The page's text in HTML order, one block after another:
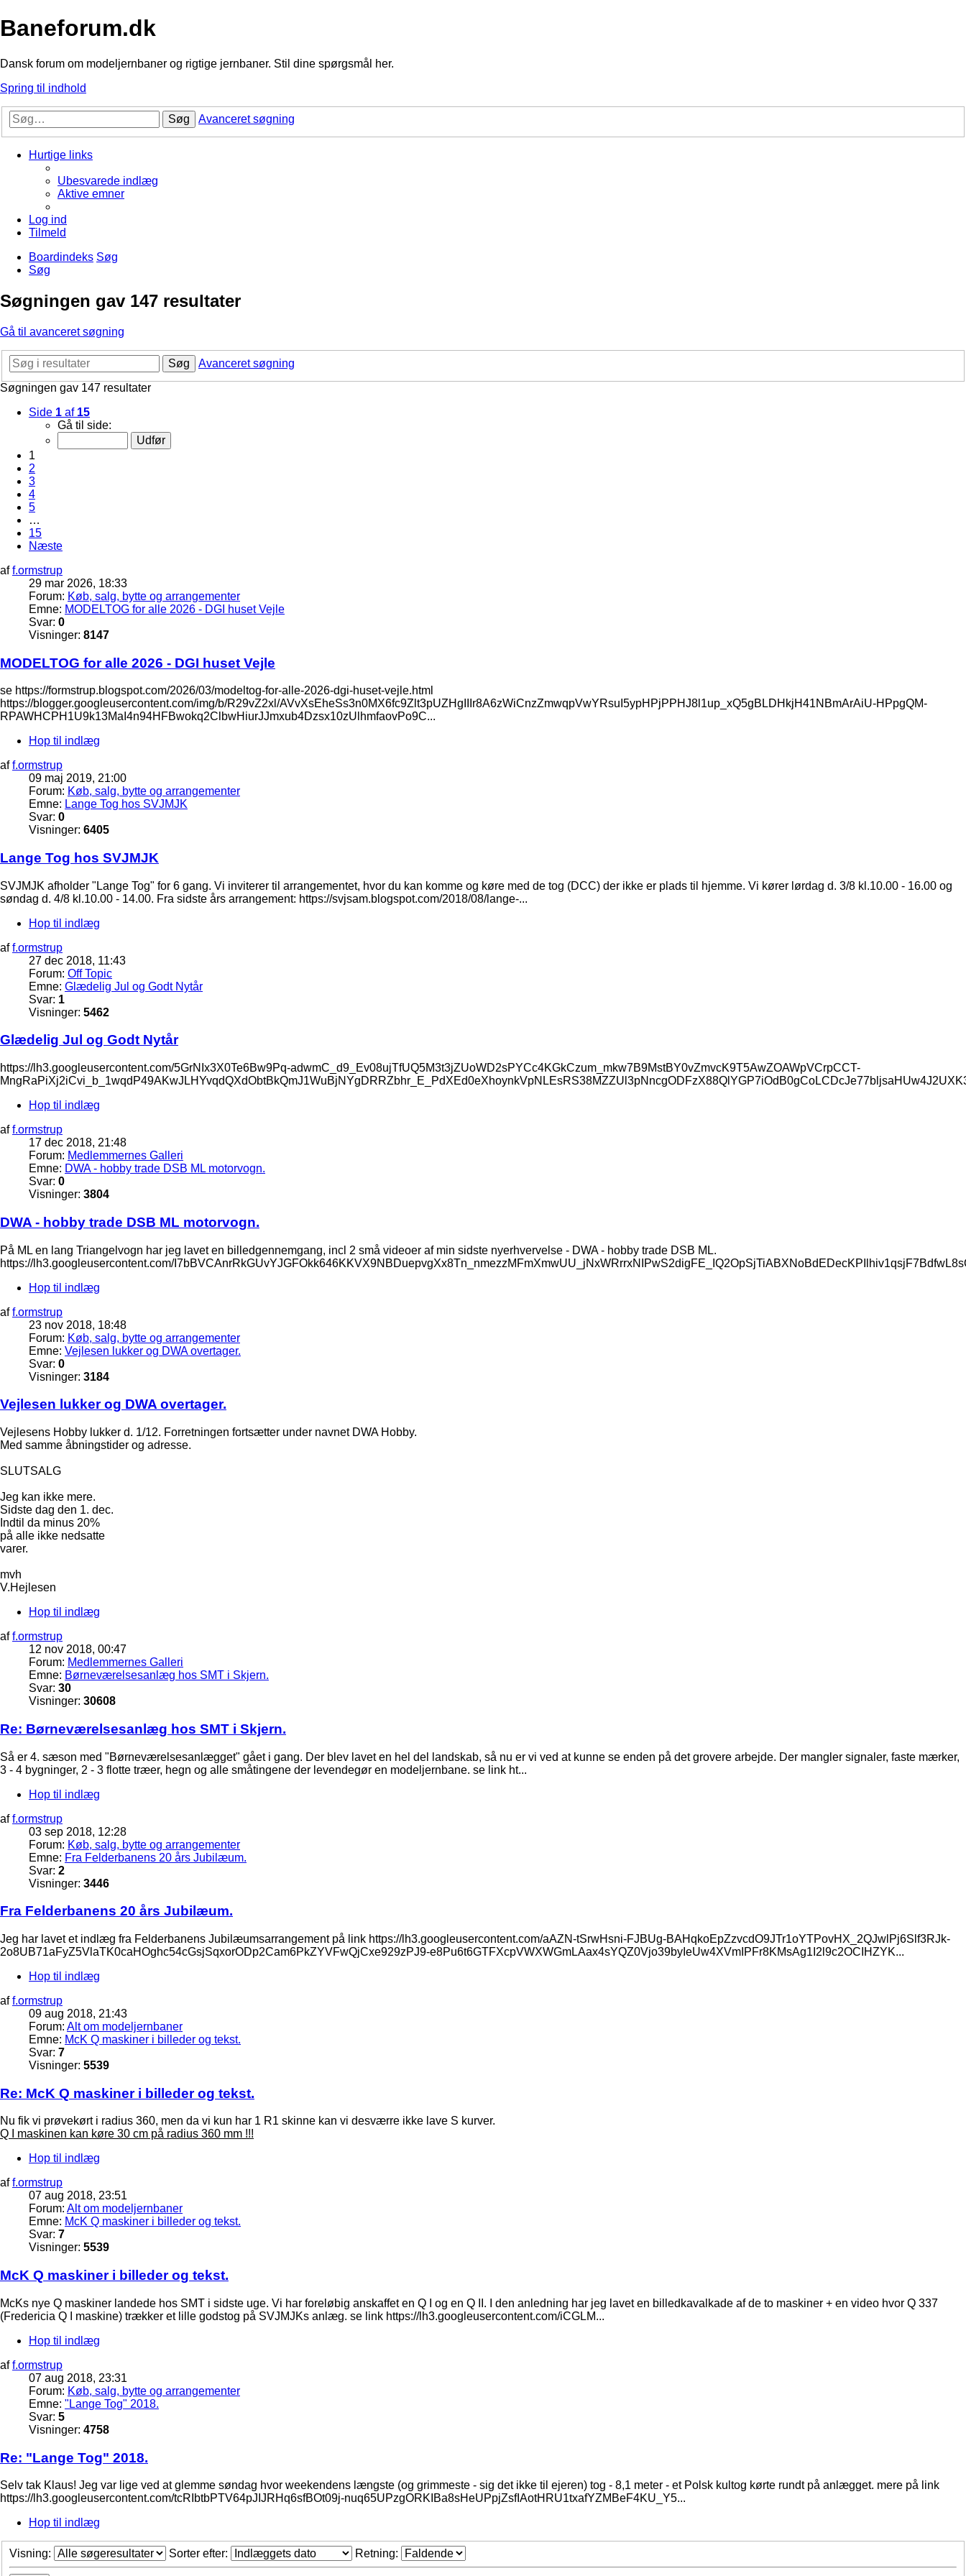
Baneforum.dk
Dansk forum om modeljernbaner og rigtige jernbaner. Stil dine spørgsmål her.
Spring til indhold
Søg Avanceret søgning
Hurtige links
Ubesvarede indlæg
Aktive emner
Log ind
Tilmeld
Boardindeks Søg
Søg
Søgningen gav 147 resultater
Gå til avanceret søgning
Søg
Avanceret søgning
Søgningen gav 147 resultater
Side 1 af 15
Gå til side:
1
2
3
4
5
…
15
Næste
aff.ormstrup
29 mar 2026, 18:33
Forum: Køb, salg, bytte og arrangementer
Emne: MODELTOG for alle 2026 - DGI huset Vejle
Svar: 0
Visninger: 8147
MODELTOG for alle 2026 - DGI huset Vejle
se https://formstrup.blogspot.com/2026/03/modeltog-for-alle-2026-dgi-huset-vejle.html
https://blogger.googleusercontent.com/img/b/R29vZ2xl/AVvXsEheSs3n0MX6fc9Zlt3pUZHgIIIr8A6zWiCnzZmwqpVwYRsuI5ypHPjPPHJ8l1up_xQ5gBLDHkjH41NBmArAiU-HPpgQM-
RPAWHCPH1U9k13MaI4n94HFBwokq2ClbwHiurJJmxub4Dzsx10zUlhmfaovPo9C...
Hop til indlæg
aff.ormstrup
09 maj 2019, 21:00
Forum: Køb, salg, bytte og arrangementer
Emne: Lange Tog hos SVJMJK
Svar: 0
Visninger: 6405
Lange Tog hos SVJMJK
SVJMJK afholder "Lange Tog" for 6 gang. Vi inviterer til arrangementet, hvor du kan komme og køre med de tog (DCC) der ikke er plads til hjemme. Vi kører lørdag d. 3/8 kl.10.00 - 16.00 og
søndag d. 4/8 kl.10.00 - 14.00. Fra sidste års arrangement: https://svjsam.blogspot.com/2018/08/lange-...
Hop til indlæg
aff.ormstrup
27 dec 2018, 11:43
Forum: Off Topic
Emne: Glædelig Jul og Godt Nytår
Svar: 1
Visninger: 5462
Glædelig Jul og Godt Nytår
https://lh3.googleusercontent.com/5GrNIx3X0Te6Bw9Pq-adwmC_d9_Ev08ujTfUQ5M3t3jZUoWD2sPYCc4KGkCzum_mkw7B9MstBY0vZmvcK9T5AwZOAWpVCrpCCT-
Hop til indlæg
aff.ormstrup
17 dec 2018, 21:48
Forum: Medlemmernes Galleri
Emne: DWA - hobby trade DSB ML motorvogn.
Svar: 0
Visninger: 3804
DWA - hobby trade DSB ML motorvogn.
På ML en lang Triangelvogn har jeg lavet en billedgennemgang, incl 2 små videoer af min sidste nyerhvervelse - DWA - hobby trade DSB ML.
https://lh3.googleusercontent.com/
Hop til indlæg
aff.ormstrup
23 nov 2018, 18:48
Forum: Køb, salg, bytte og arrangementer
Emne: Vejlesen lukker og DWA overtager.
Svar: 0
Visninger: 3184
Vejlesen lukker og DWA overtager.
Vejlesens Hobby lukker d. 1/12. Forretningen fortsætter under navnet DWA Hobby.
Med samme åbningstider og adresse.
SLUTSALG
Jeg kan ikke mere.
Sidste dag den 1. dec.
Indtil da minus 20%
på alle ikke nedsatte
varer.
mvh
V.Hejlesen
Hop til indlæg
aff.ormstrup
12 nov 2018, 00:47
Forum: Medlemmernes Galleri
Emne: Børneværelsesanlæg hos SMT i Skjern.
Svar: 30
Visninger: 30608
Re: Børneværelsesanlæg hos SMT i Skjern.
Så er 4. sæson med "Børneværelsesanlægget" gået i gang. Der blev lavet en hel del landskab, så nu er vi ved at kunne se enden på det grovere arbejde. Der mangler signaler, faste mærker,
3 - 4 bygninger, 2 - 3 flotte træer, hegn og alle småtingene der levendegør en modeljernbane. se link ht...
Hop til indlæg
aff.ormstrup
03 sep 2018, 12:28
Forum: Køb, salg, bytte og arrangementer
Emne: Fra Felderbanens 20 års Jubilæum.
Svar: 2
Visninger: 3446
Fra Felderbanens 20 års Jubilæum.
Jeg har lavet et indlæg fra Felderbanens Jubilæumsarrangement på link https://lh3.googleusercontent.com/aAZN-tSrwHsni-FJBUg-BAHqkoEpZzvcdO9JTr1oYTPovHX_2QJwlPj6Slf3RJk-
2o8UB71aFyZ5VlaTK0caHOghc54cGsjSqxorODp2Cam6PkZYVFwQjCxe929zPJ9-e8Pu6t6GTFXcpVWXWGmLAax4sYQZ0Vjo39byIeUw4XVmIPFr8KMsAg1I2l9c2OCIHZYK...
Hop til indlæg
aff.ormstrup
09 aug 2018, 21:43
Forum: Alt om modeljernbaner
Emne: McK Q maskiner i billeder og tekst.
Svar: 7
Visninger: 5539
Re: McK Q maskiner i billeder og tekst.
Nu fik vi prøvekørt i radius 360, men da vi kun har 1 R1 skinne kan vi desværre ikke lave S kurver.
Q I maskinen kan køre 30 cm på radius 360 mm !!!
Hop til indlæg
aff.ormstrup
07 aug 2018, 23:51
Forum: Alt om modeljernbaner
Emne: McK Q maskiner i billeder og tekst.
Svar: 7
Visninger: 5539
McK Q maskiner i billeder og tekst.
McKs nye Q maskiner landede hos SMT i sidste uge. Vi har foreløbig anskaffet en Q I og en Q II. I den anledning har jeg lavet en billedkavalkade af de to maskiner + en video hvor Q 337
(Fredericia Q I maskine) trækker et lille godstog på SVJMJKs anlæg. se link https://lh3.googleusercontent.com/iCGLM...
Hop til indlæg
aff.ormstrup
07 aug 2018, 23:31
Forum: Køb, salg, bytte og arrangementer
Emne: "Lange Tog" 2018.
Svar: 5
Visninger: 4758
Re: "Lange Tog" 2018.
Selv tak Klaus! Jeg var lige ved at glemme søndag hvor weekendens længste (og grimmeste - sig det ikke til ejeren) tog - 8,1 meter - et Polsk kultog kørte rundt på anlægget. mere på link
https://lh3.googleusercontent.com/tcRIbtbPTV64pJIJRHq6sfBOt09j-nuq65UPzgORKIBa8sHeUPpjZsfIAotHRU1txafYZMBeF4KU_Y5...
Hop til indlæg
Visning: Sorter efter: Retning: